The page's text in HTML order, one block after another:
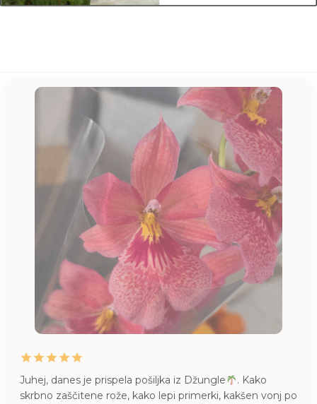
Juhej, danes je prispela pošiljka iz Džungle
. Kako
skrbno zaščitene rože, kako lepi primerki, kakšen vonj po